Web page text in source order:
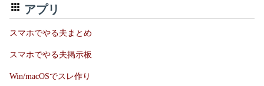
アプリ
スマホでやる夫まとめ
スマホでやる夫掲示板
Win/macOSでスレ作り